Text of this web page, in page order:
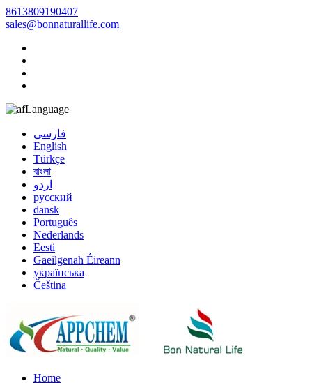
8613809190407
sales@bonnaturallife.com
Language
فارسی
English
Türkçe
বাংলা
اردو
русский
dansk
Português
Nederlands
Eesti
Gaeilgenah Éireann
українська
Čeština
Home